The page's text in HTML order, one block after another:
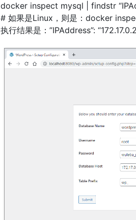
docker inspect mysql | findstr
# 如果是Linux，则是：docker
执行结果是：”IPAddress”: